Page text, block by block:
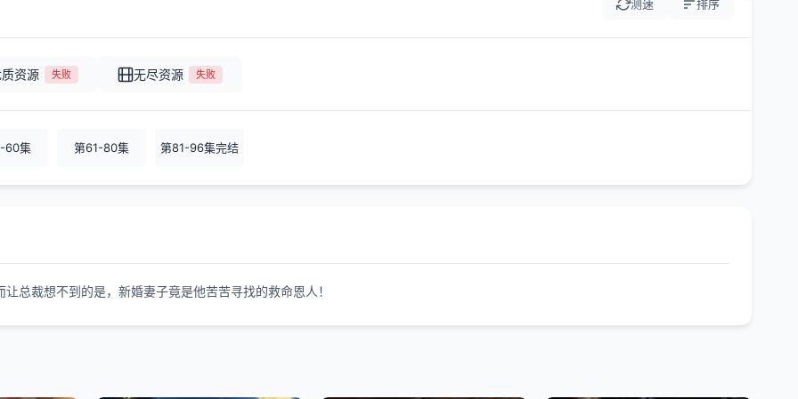
测速 排序
资源 失败 无尽资源 失败
60集 第61-80集 第81-96集完结
总裁想不到的是，新婚妻子竟是他苦苦寻找的救命恩人！